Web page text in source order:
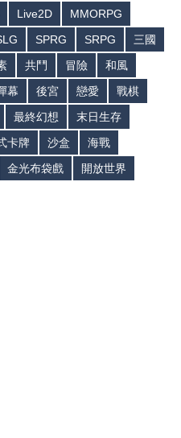
Live2D
MMORPG
SPRG SRPG
三國
共鬥 冒險
和風
幕 後宮 戀愛
戰棋
最終幻想
末日生存
卡牌 沙盒
海戰
金光布袋戲
開放世界